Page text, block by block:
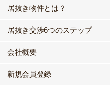
居抜き物件とは？
居抜き交渉6つのステップ
会社概要
新規会員登録